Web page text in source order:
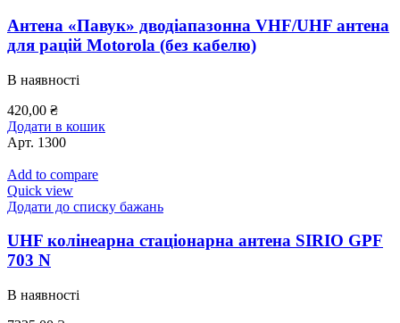
Антена «Павук» дводіапазонна VHF/UHF антена
для рацій Motorola (без кабелю)
В наявності
420,00 ₴
Додати в кошик
Арт. 1300
Add to compare
Quick view
Додати до списку бажань
UHF колінеарна стаціонарна антена SIRIO GPF
703 N
В наявності